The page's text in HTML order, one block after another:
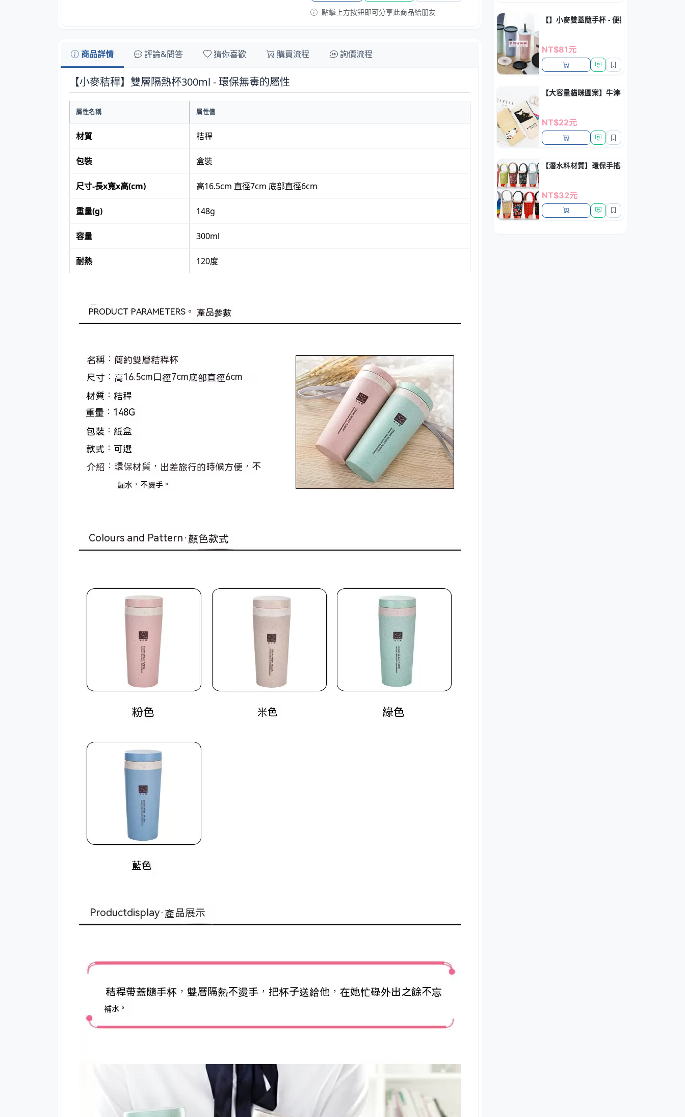
點擊上方按鈕即可分享此商品給朋友
商品詳情 評論&問答 猜你喜歡 購買流程 詢價流程
【小麥秸稈】雙層隔熱杯300ml - 環保無毒的屬性
屬性名稱 屬性值
材質 秸稈
包裝 盒裝
尺寸-長x寬x高(cm) 高16.5cm 直徑7cm 底部直徑6cm
重量(g) 148g
容量 300ml
耐熱 120度
【】小麥雙蓋隨手杯 - 便攜式創意吸管密封
NT$81元
【大容量貓咪圖案】牛津布筆袋 - 卡通拉鏈
NT$22元
【潛水料材質】環保手搖杯隔熱套 - 防燙防
NT$32元